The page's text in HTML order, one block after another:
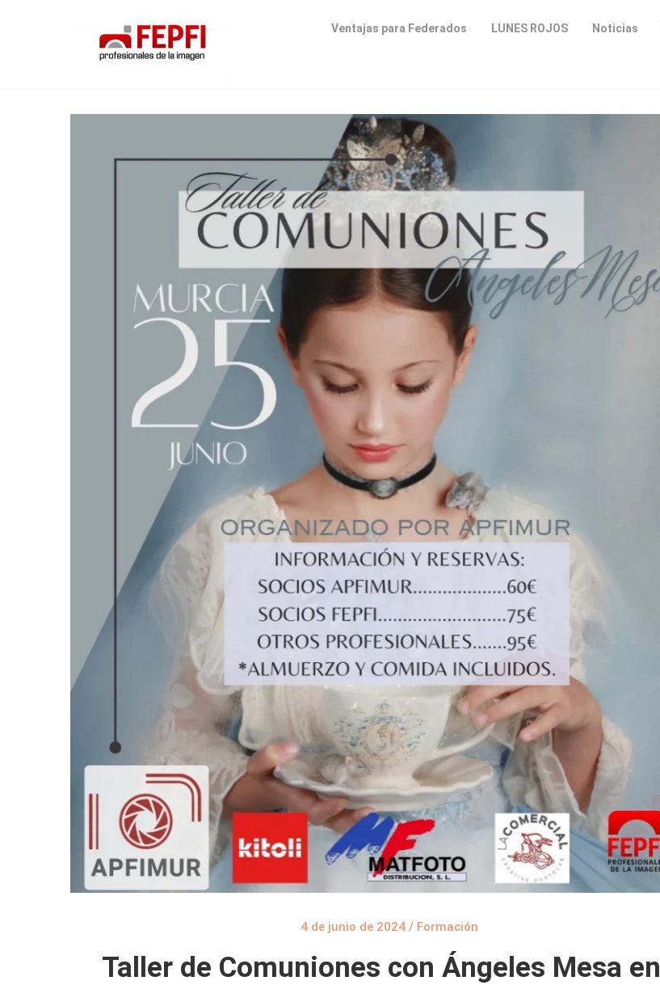
Ventajas para Federados LUNES ROJOS Noticias
4 de junio de 2024 / Formación
Taller de Comuniones con Ángeles Mesa en